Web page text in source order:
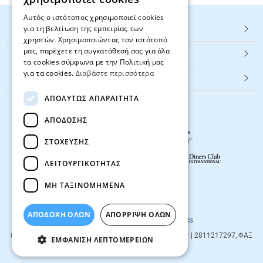
HOT ΚΑΤΗΓΟΡΙΕΣ
ΕΞΥΠΗΡΕΤΗΣΗ ΠΕΛΑΤΩΝ
Textbook.gr
© 2026 textbook.gr All rights reserved
Designed & developed by
NETMECHANICS
textbook.gr
| info@textbook.gr | 2811217297, ΦΑΞ
2810283273
Αυτός ο ιστότοπος χρησιμοποιεί cookies
για τη βελτίωση της εμπειρίας των
χρηστών. Χρησιμοποιώντας τον ιστότοπό
μας, παρέχετε τη συγκατάθεσή σας για όλα
τα cookies σύμφωνα με την Πολιτική μας
για τα cookies. Διαβάστε περισσότερα
ΑΠΟΛΎΤΩΣ ΑΠΑΡΑΊΤΗΤΑ
ΑΠΌΔΟΣΗΣ
ΣΤΌΧΕΥΣΗΣ
ΛΕΙΤΟΥΡΓΙΚΌΤΗΤΑΣ
ΜΗ ΤΑΞΙΝΟΜΗΜΈΝΑ
ΑΠΟΔΟΧΗ ΟΛΩΝ ΑΠΌΡΡΙΨΗ ΌΛΩΝ
ΕΜΦΆΝΙΣΗ ΛΕΠΤΟΜΕΡΕΙΏΝ